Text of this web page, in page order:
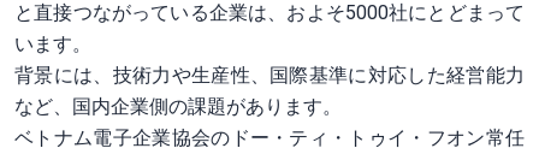
と直接つながっている企業は、およそ5000社にとどまって
います。
背景には、技術力や生産性、国際基準に対応した経営能力
など、国内企業側の課題があります。
ベトナム電子企業協会のドー・ティ・トゥイ・フオン常任